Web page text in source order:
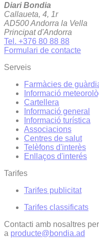
Diari Bondia
Callaueta, 4, 1r
AD500 Andorra la Vella
Principat d'Andorra
Tel. +376 80 88 88
Formulari de contacte
Serveis
Farmàcies de
Informació
Cartellera
Informació general
Informació turística
Associacions
Centres de salut
Telèfons d'interès
Enllaços d'interés
Tarifes
Tarifes publicitat
Tarifes classificats
Contacti amb nosaltres
a producte@bondia.ad